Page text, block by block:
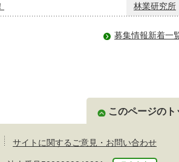
林業研究所
募集情報新着一
このページのト
サイトに関するご意見・お問い合わせ